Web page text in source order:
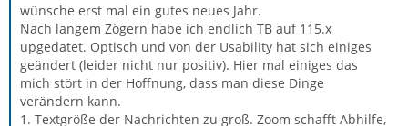
wünsche erst mal ein gutes neues Jahr.
Nach langem Zögern habe ich endlich TB auf 115.x
upgedatet. Optisch und von der Usability hat sich einiges
geändert (leider nicht nur positiv). Hier mal einiges das
mich stört in der Hoffnung, dass man diese Dinge
verändern kann.
1. Textgröße der Nachrichten zu groß. Zoom schafft Abhilfe,